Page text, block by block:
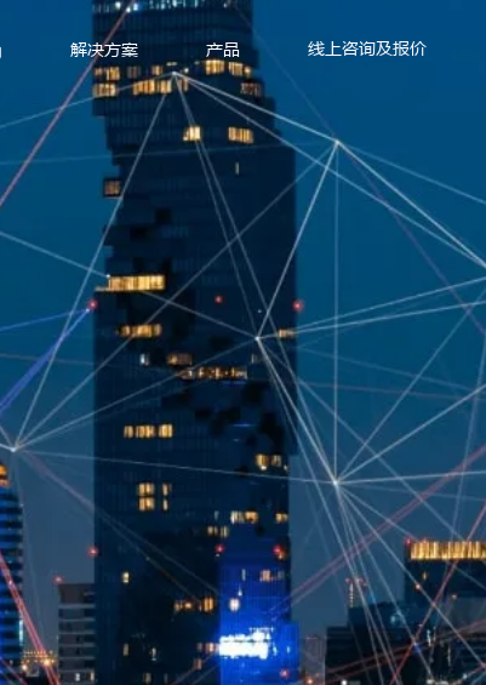
解决方案 产品 线上咨询及报价